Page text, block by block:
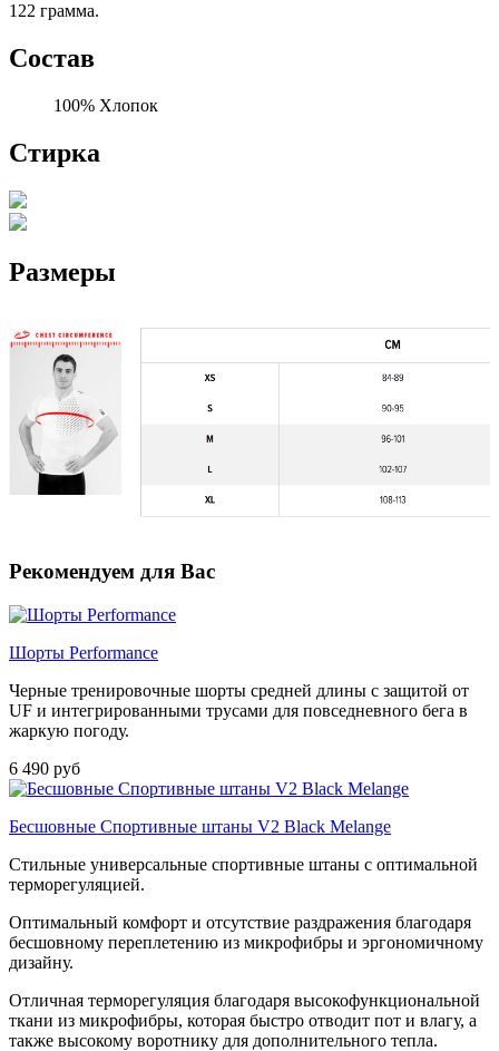
122 грамма.
Состав
100% Хлопок
Стирка
Размеры
Рекомендуем для Вас
Шорты Performance
Черные тренировочные шорты средней длины с защитой от
UF и интегрированными трусами для повседневного бега в
жаркую погоду.
6 490 руб
Бесшовные Спортивные штаны V2 Black Melange
Стильные универсальные спортивные штаны с оптимальной
терморегуляцией.
Оптимальный комфорт и отсутствие раздражения благодаря
бесшовному переплетению из микрофибры и эргономичному
дизайну.
Отличная терморегуляция благодаря высокофункциональной
ткани из микрофибры, которая быстро отводит пот и влагу, а
также высокому воротнику для дополнительного тепла.